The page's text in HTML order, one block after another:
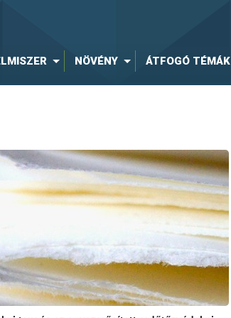
NÖVÉNY ÁTFOGÓ TÉMÁK